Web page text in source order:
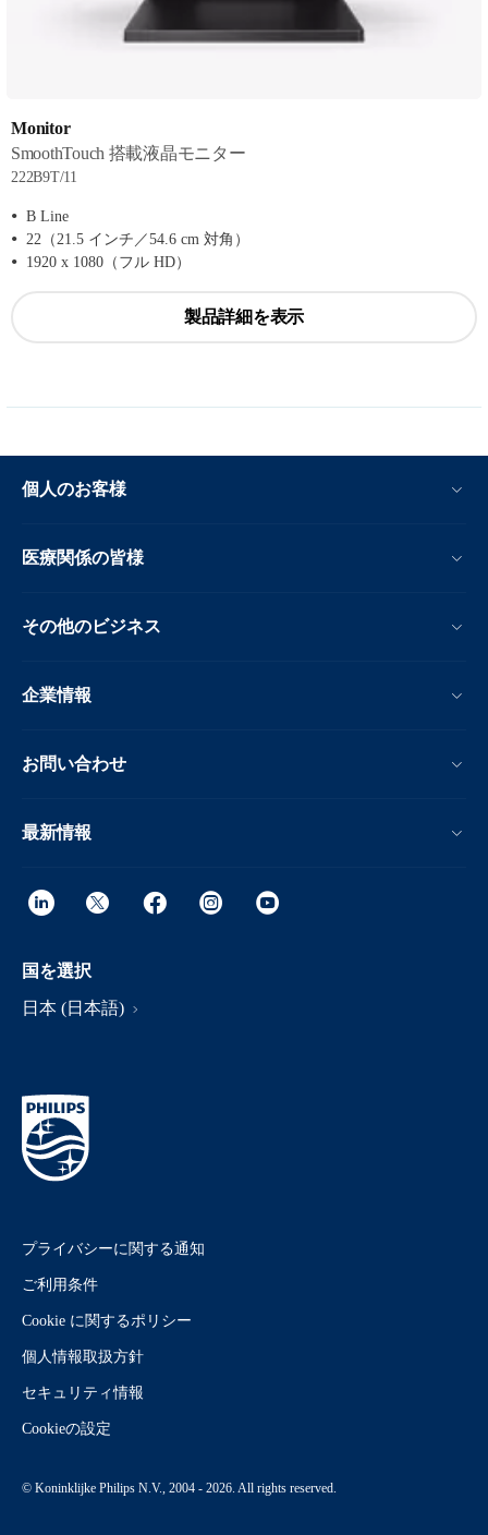
Monitor
SmoothTouch 搭載液晶モニター
222B9T/11
B Line
22（21.5 インチ／54.6 cm 対角）
1920 x 1080（フル HD）
製品詳細を表示
個人のお客様
医療関係の皆様
その他のビジネス
企業情報
お問い合わせ
最新情報
国を選択
日本 (日本語)
プライバシーに関する通知
ご利用条件
Cookie に関するポリシー
個人情報取扱方針
セキュリティ情報
Cookieの設定
© Koninklijke Philips N.V., 2004 - 2026. All rights reserved.